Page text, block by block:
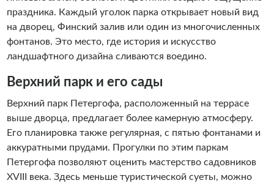
праздника. Каждый уголок парка открывает новый вид
на дворец, Финский залив или один из многочисленных
фонтанов. Это место, где история и искусство
ландшафтного дизайна сливаются воедино.
Верхний парк и его сады
Верхний парк Петергофа, расположенный на террасе
выше дворца, предлагает более камерную атмосферу.
Его планировка также регулярная, с пятью фонтанами и
аккуратными прудами. Прогулки по этим паркам
Петергофа позволяют оценить мастерство садовников
XVIII века. Здесь меньше туристической суеты, можно